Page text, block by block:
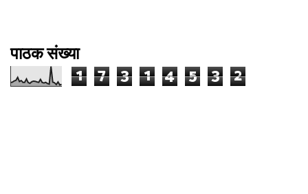
पाठक संख्या
1 7 3 1 4 5 3 2